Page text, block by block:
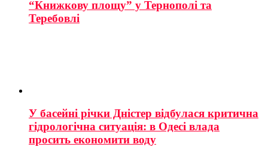
“Книжкову площу” у Тернополі та
Теребовлі
У басейні річки Дністер відбулася критична
гідрологічна ситуація: в Одесі влада
просить економити воду